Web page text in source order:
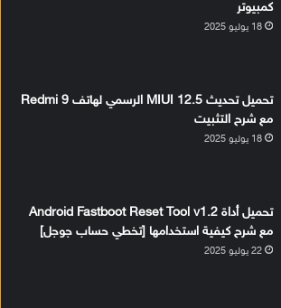
كمبيوتر
18 يوليو 2025
تحميل تحديث MIUI 12.5 الرسمي لهاتف Redmi 9
مع شرح التثبيت
18 يوليو 2025
تحميل أداة Android Fastboot Reset Tool v1.2
مع شرح كيفية استخدامها [تخطي حساب جوجل]
22 يوليو 2025